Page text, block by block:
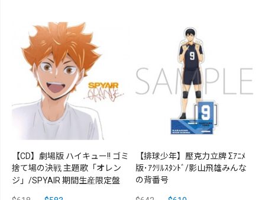
【CD】劇場版 ハイキュー!! ゴミ
捨て場の決戦 主題歌「オレン
ジ」/SPYAIR 期間生産限定盤
【排球少年】壓克力立牌 Σｱﾆﾒ
版･ｱｸﾘﾙｽﾀﾝﾄﾞ/影山飛雄みんな
の背番号